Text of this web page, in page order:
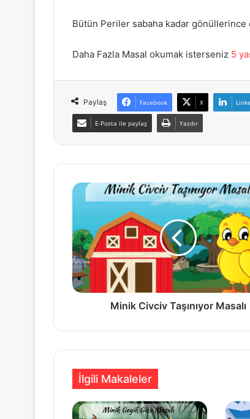
Bütün Periler sabaha kadar
Daha Fazla Masal okumak isterseniz 5
Paylaş Facebook X
E-Posta ile paylaş Yazdır
Minik
Civciv
Masalı
Minik Civciv Taşınıyor Masalı
İlgili Makaleler